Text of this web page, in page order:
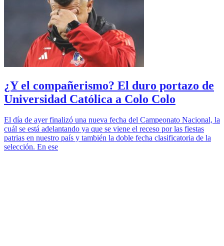
¿Y el compañerismo? El duro portazo de
Universidad Católica a Colo Colo
El día de ayer finalizó una nueva fecha del Campeonato Nacional, la
cuál se está adelantando ya que se viene el receso por las fiestas
patrias en nuestro país y también la doble fecha clasificatoria de la
selección. En ese